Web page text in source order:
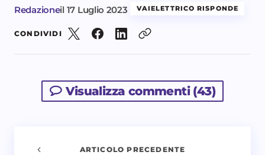
Redazioneil 17 Luglio 2023 VAIELETTRICO RISPONDE
CONDIVIDI
Visualizza commenti (43)
ARTICOLO PRECEDENTE